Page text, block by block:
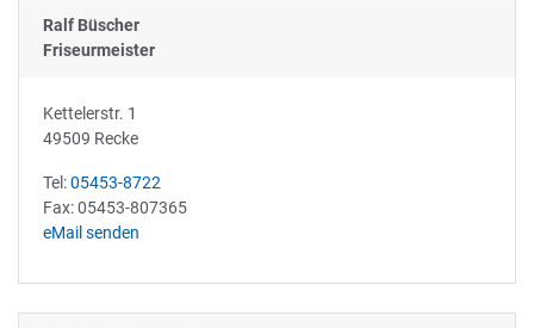
Ralf Büscher
Friseurmeister
Kettelerstr. 1
49509 Recke
Tel:05453-8722
Fax: 05453-807365
eMail senden